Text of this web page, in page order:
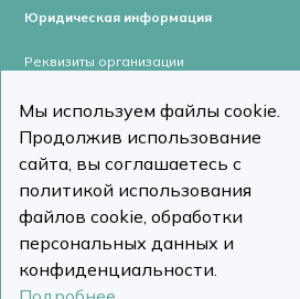
Юридическая информация
Реквизиты организации
Пользовательское соглашение
Политика конфиденциальности
stomcomp.ru © Все права защищены 2026
Мы используем файлы cookie.
Продолжив использование
сайта, вы соглашаетесь с
политикой использования
файлов cookie, обработки
персональных данных и
конфиденциальности.